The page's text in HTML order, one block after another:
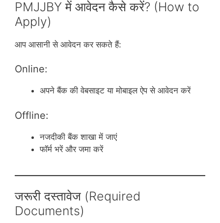
PMJJBY में आवेदन कैसे करें? (How to
Apply)
आप आसानी से आवेदन कर सकते हैं:
Online:
अपने बैंक की वेबसाइट या मोबाइल ऐप से आवेदन करें
Offline:
नजदीकी बैंक शाखा में जाएं
फॉर्म भरें और जमा करें
जरूरी दस्तावेज (Required
Documents)